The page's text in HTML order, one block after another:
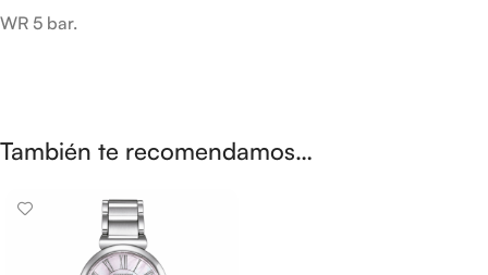
WR 5 bar.
También te recomendamos…